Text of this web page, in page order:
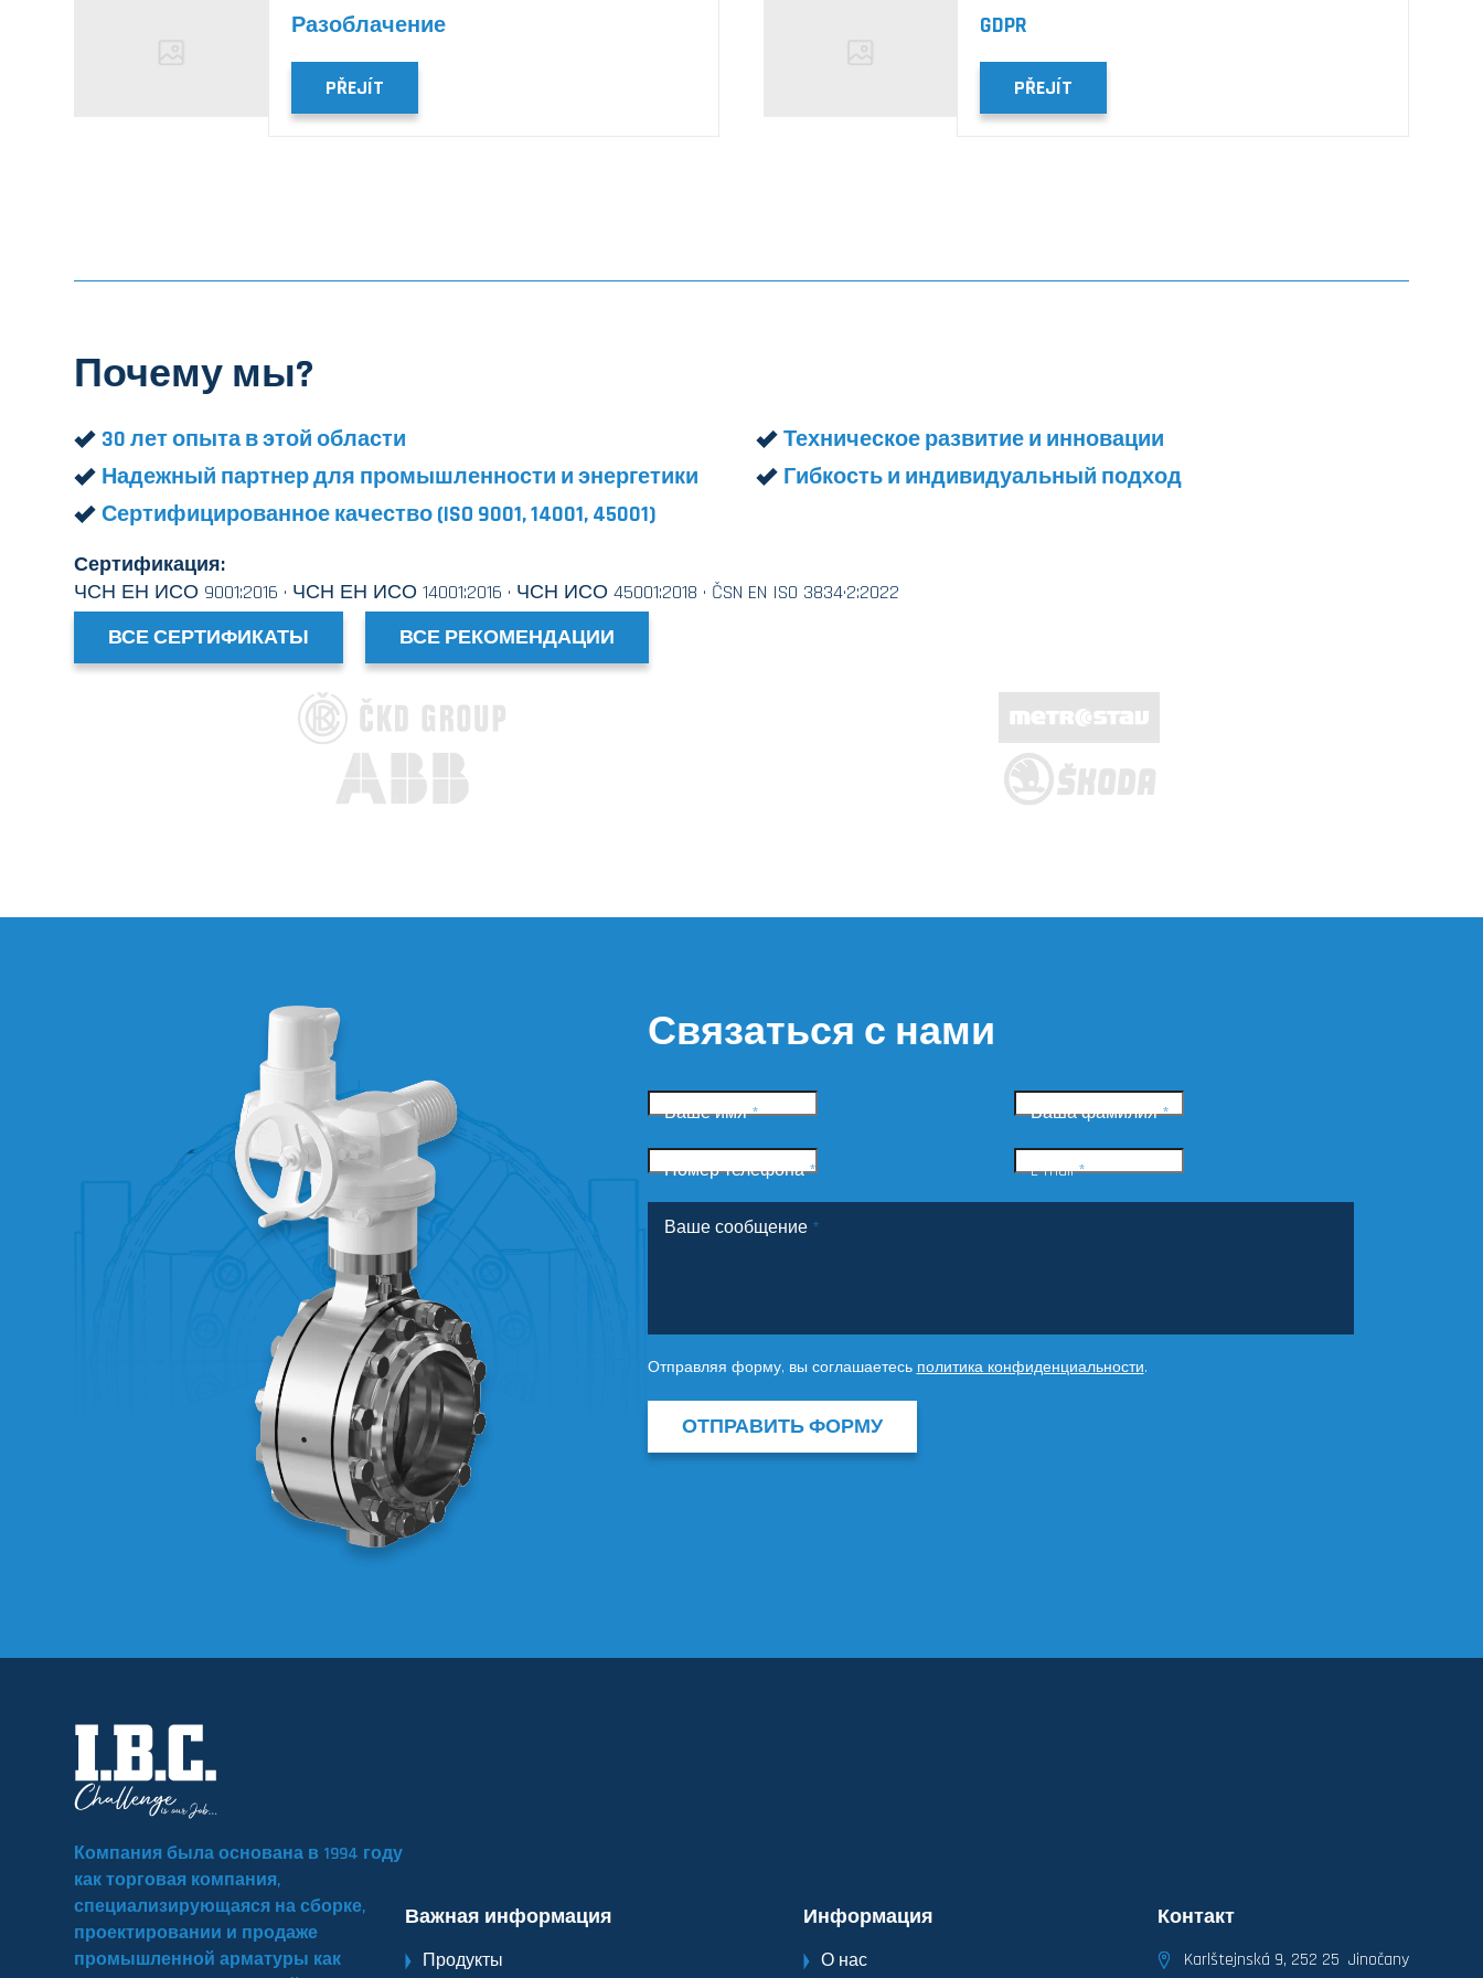
Разоблачение
PŘEJÍT
GDPR
PŘEJÍT
Почему мы?
30 лет опыта в этой области
Техническое развитие и инновации
Надежный партнер для промышленности и энергетики
Гибкость и индивидуальный подход
Сертифицированное качество (ISO 9001, 14001, 45001)
Сертификация:
ЧСН ЕН ИСО 9001:2016 · ЧСН ЕН ИСО 14001:2016 · ЧСН ИСО 45001:2018 · ČSN EN ISO 3834·2:2022
ВСЕ СЕРТИФИКАТЫ
ВСЕ РЕКОМЕНДАЦИИ
Связаться с нами
Ваше имя* Ваша фамилия*
Номер телефона* E-mail*
Ваше сообщение *
Отправляя форму, вы соглашаетесь политика конфиденциальности.
ОТПРАВИТЬ ФОРМУ
Компания была основана в 1994 году
как торговая компания,
специализирующаяся на сборке,
проектировании и продаже
промышленной арматуры как
Важная информация
Продукты
Информация
О нас
Контакт
Karlštejnská 9, 252 25 Jinočany